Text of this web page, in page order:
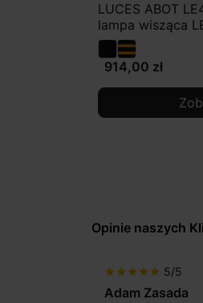
LUCES ABOT
lampa wisząca
914,00 zł
Opinie naszych
star star star star star 5/5
Adam Zasada